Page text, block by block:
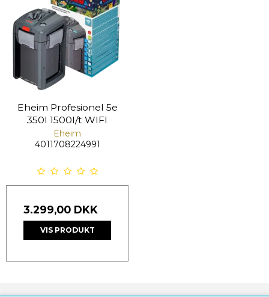
Eheim Profesionel 5e
350l 1500l/t WIFI
Eheim
4011708224991
3.299,00 DKK
VIS PRODUKT